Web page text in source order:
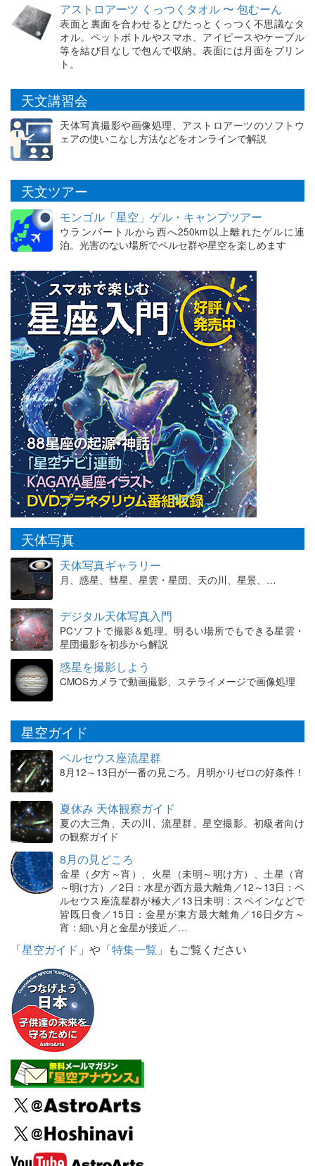
アストロアーツ くっつくタオル 〜 包むーん
表面と裏面を合わせるとぴたっとくっつく不思議なタ
オル。ペットボトルやスマホ、アイピースやケーブル
等を結び目なしで包んで収納。表面には月面をプリン
ト。
天文講習会
天体写真撮影や画像処理、アストロアーツのソフトウ
ェアの使いこなし方法などをオンラインで解説
天文ツアー
モンゴル「星空」ゲル・キャンプツアー
ウランバートルから西へ250km以上離れたゲルに連
泊。光害のない場所でペルセ群や星空を楽しめます
天体写真
天体写真ギャラリー
月、惑星、彗星、星雲・星団、天の川、星景、…
デジタル天体写真入門
PCソフトで撮影＆処理。明るい場所でもできる星雲・
星団撮影を初歩から解説
惑星を撮影しよう
CMOSカメラで動画撮影、ステライメージで画像処理
星空ガイド
ペルセウス座流星群
8月12～13日が一番の見ごろ。月明かりゼロの好条件！
夏休み 天体観察ガイド
夏の大三角、天の川、流星群、星空撮影。初級者向け
の観察ガイド
8月の見どころ
金星（夕方～宵）、火星（未明～明け方）、土星（宵
～明け方）／2日：水星が西方最大離角／12～13日：ペ
ルセウス座流星群が極大／13日未明：スペインなどで
皆既日食／15日：金星が東方最大離角／16日夕方～
宵：細い月と金星が接近／…
「星空ガイド 」や「特集一覧 」もご覧ください